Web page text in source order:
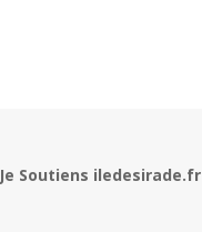
Je Soutiens iledesirade.fr